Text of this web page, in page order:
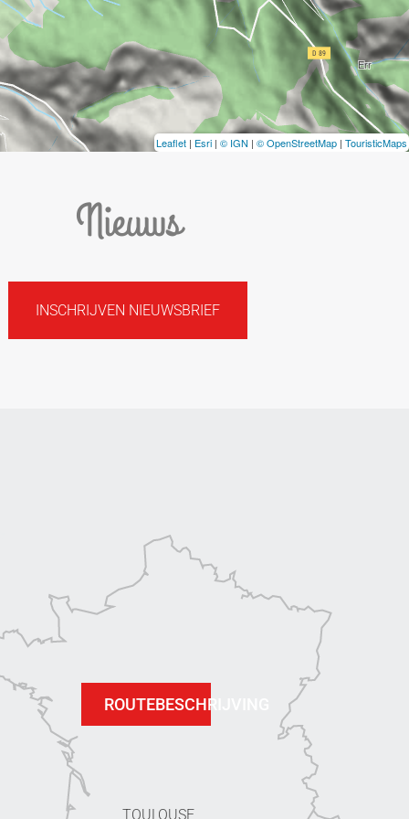
Leaflet | Esri | © IGN | © OpenStreetMap | TouristicMaps
Nieuws
INSCHRIJVEN NIEUWSBRIEF
TOULOUSE
ROUTEBESCHRIJVING